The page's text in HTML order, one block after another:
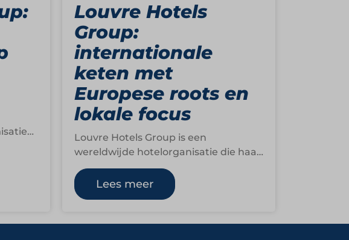
Louvre Hotels
Group:
internationale
keten met
Europese roots en
lokale focus
Louvre Hotels Group is een
wereldwijde hotelorganisatie die haar
oorsprong vindt in Frankrijk. Sinds de
oprichting in 1976 is de…
Lees meer